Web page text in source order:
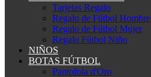
Tarjetas Regalo
Regalo de Fútbol Hombre
Regalo de Fútbol Mujer
Regalo Fútbol Niño
NIÑOS
BOTAS FÚTBOL
Pantofola d'Oro